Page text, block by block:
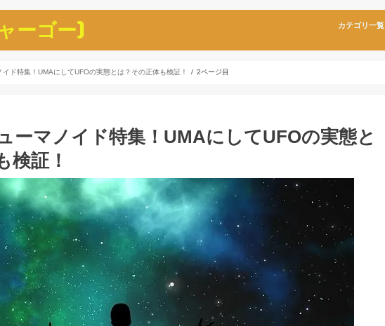
ーゴー) カテゴリ一覧
ド特集！UMAにしてUFOの実態とは？その正体も検証！ 2ページ目
ーマノイド特集！UMAにしてUFOの実態と
検証！